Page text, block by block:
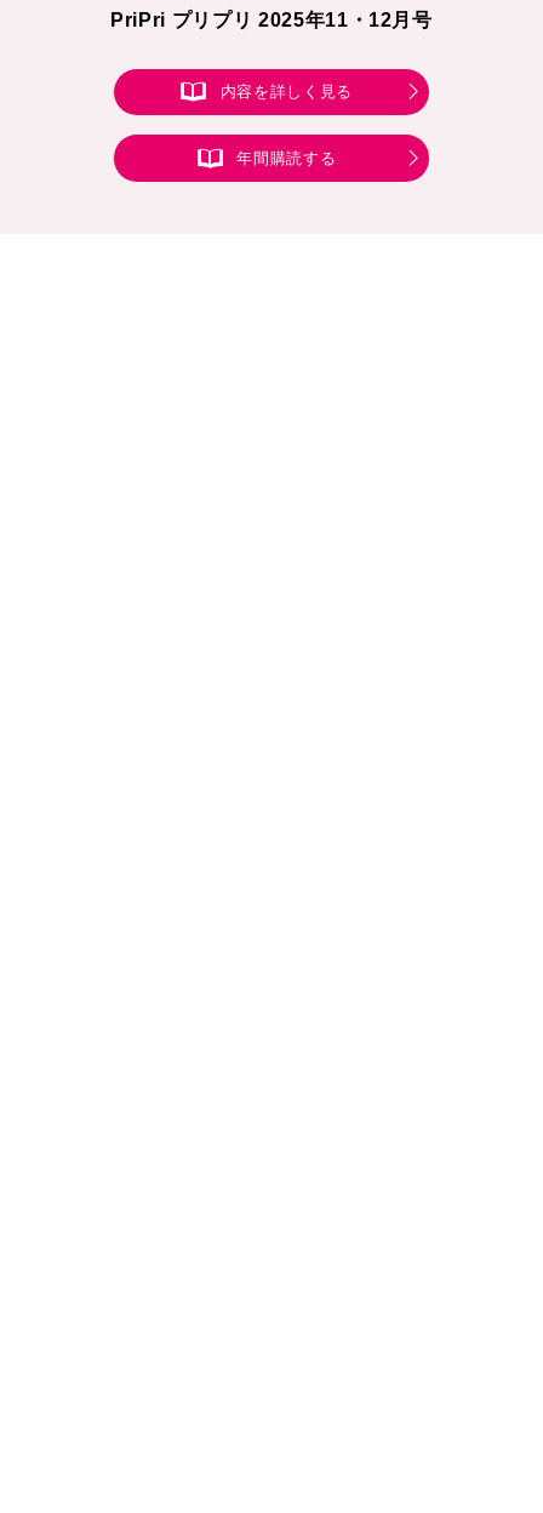
PriPri プリプリ 2025年11・12月号
内容を詳しく見る
年間購読する